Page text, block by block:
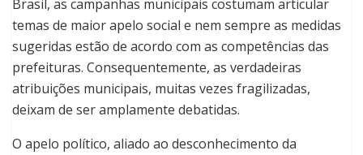
Brasil, as campanhas municipais costumam articular
temas de maior apelo social e nem sempre as medidas
sugeridas estão de acordo com as competências das
prefeituras. Consequentemente, as verdadeiras
atribuições municipais, muitas vezes fragilizadas,
deixam de ser amplamente debatidas.
O apelo político, aliado ao desconhecimento da